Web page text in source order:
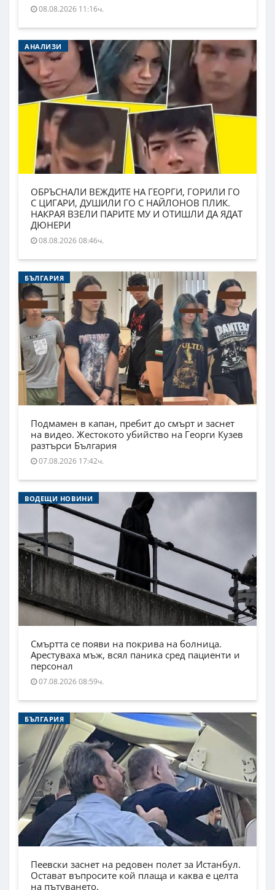
08.08.2026 11:16ч.
АНАЛИЗИ
ОБРЪСНАЛИ ВЕЖДИТЕ НА ГЕОРГИ, ГОРИЛИ ГО
С ЦИГАРИ, ДУШИЛИ ГО С НАЙЛОНОВ ПЛИК.
НАКРАЯ ВЗЕЛИ ПАРИТЕ МУ И ОТИШЛИ ДА ЯДАТ
ДЮНЕРИ
08.08.2026 08:46ч.
БЪЛГАРИЯ
Подмамен в капан, пребит до смърт и заснет
на видео. Жестокото убийство на Георги Кузев
разтърси България
07.08.2026 17:42ч.
ВОДЕЩИ НОВИНИ
Смъртта се появи на покрива на болница.
Арестуваха мъж, всял паника сред пациенти и
персонал
07.08.2026 08:59ч.
БЪЛГАРИЯ
Пеевски заснет на редовен полет за Истанбул.
Остават въпросите кой плаща и каква е целта
на пътуването.